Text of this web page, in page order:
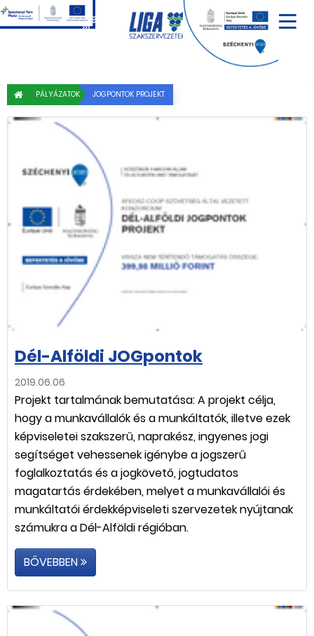
PÁLYÁZATOK JOGPONTOK PROJEKT
Dél-Alföldi JOGpontok
2019.06.06
Projekt tartalmának bemutatása: A projekt célja,
hogy a munkavállalók és a munkáltatók, illetve ezek
képviseletei szakszerű, naprakész, ingyenes jogi
segítséget vehessenek igénybe a jogszerű
foglalkoztatás és a jogkövető, jogtudatos
magatartás érdekében, melyet a munkavállalói és
munkáltatói érdekképviseleti szervezetek nyújtanak
számukra a Dél-Alföldi régióban.
BŐVEBBEN